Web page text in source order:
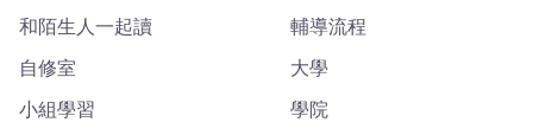
和陌生人一起讀
自修室
小組學習
輔導流程
大學
學院